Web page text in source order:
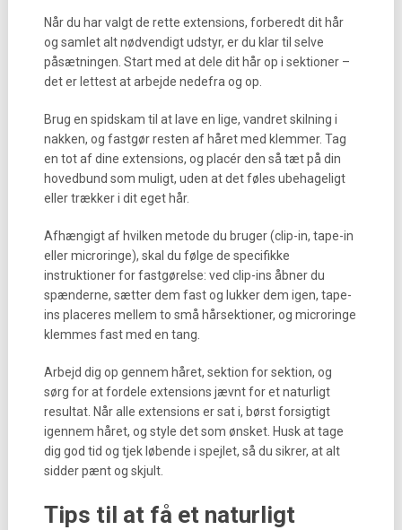
Når du har valgt de rette extensions, forberedt dit hår
og samlet alt nødvendigt udstyr, er du klar til selve
påsætningen. Start med at dele dit hår op i sektioner –
det er lettest at arbejde nedefra og op.
Brug en spidskam til at lave en lige, vandret skilning i
nakken, og fastgør resten af håret med klemmer. Tag
en tot af dine extensions, og placér den så tæt på din
hovedbund som muligt, uden at det føles ubehageligt
eller trækker i dit eget hår.
Afhængigt af hvilken metode du bruger (clip-in, tape-in
eller microringe), skal du følge de specifikke
instruktioner for fastgørelse: ved clip-ins åbner du
spænderne, sætter dem fast og lukker dem igen, tape-
ins placeres mellem to små hårsektioner, og microringe
klemmes fast med en tang.
Arbejd dig op gennem håret, sektion for sektion, og
sørg for at fordele extensions jævnt for et naturligt
resultat. Når alle extensions er sat i, børst forsigtigt
igennem håret, og style det som ønsket. Husk at tage
dig god tid og tjek løbende i spejlet, så du sikrer, at alt
sidder pænt og skjult.
Tips til at få et naturligt